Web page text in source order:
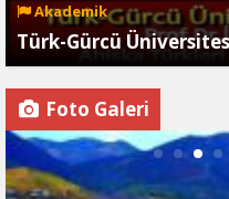
Akademik
Türk-Gürcü
Foto Galeri